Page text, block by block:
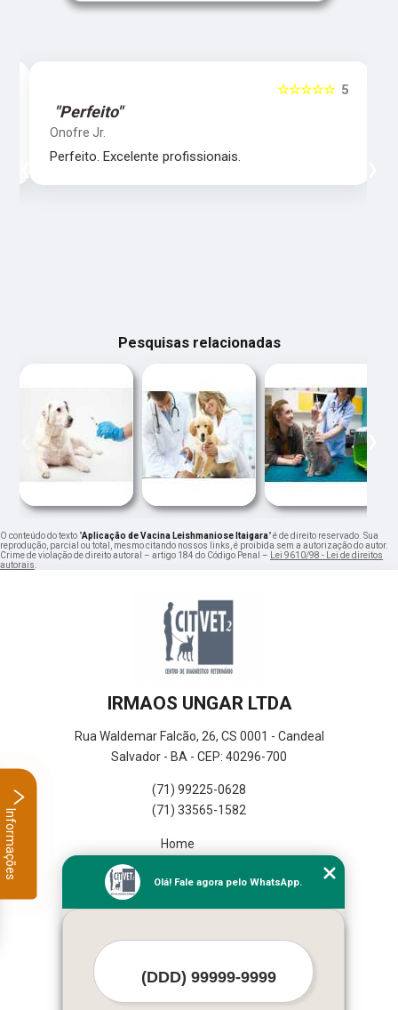
5
☆☆☆☆☆
"Perfeito"
Onofre Jr.
Perfeito. Excelente profissionais.
‹
Pesquisas relacionadas
›
O conteúdo do texto "Aplicação de Vacina Leishmaniose Itaigara" é de direito reservado. Sua
reprodução, parcial ou total, mesmo citando nossos links, é proibida sem a autorização do autor.
Crime de violação de direito autoral – artigo 184 do Código Penal – Lei 9610/98 - Lei de direitos
autorais.
IRMAOS UNGAR LTDA
Rua Waldemar Falcão, 26, CS 0001 - Candeal
Salvador - BA - CEP: 40296-700
(71) 99225-0628
(71) 33565-1582
Home
Missão
Serviços
Olá! Fale agora pelo WhatsApp.
Informações